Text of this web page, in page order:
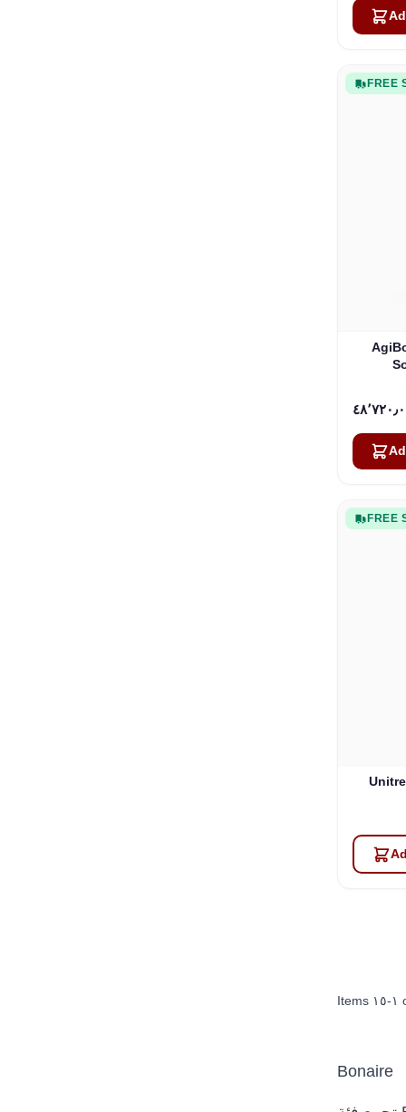
FREE
FREE
Items ١-١٥
Bonaire